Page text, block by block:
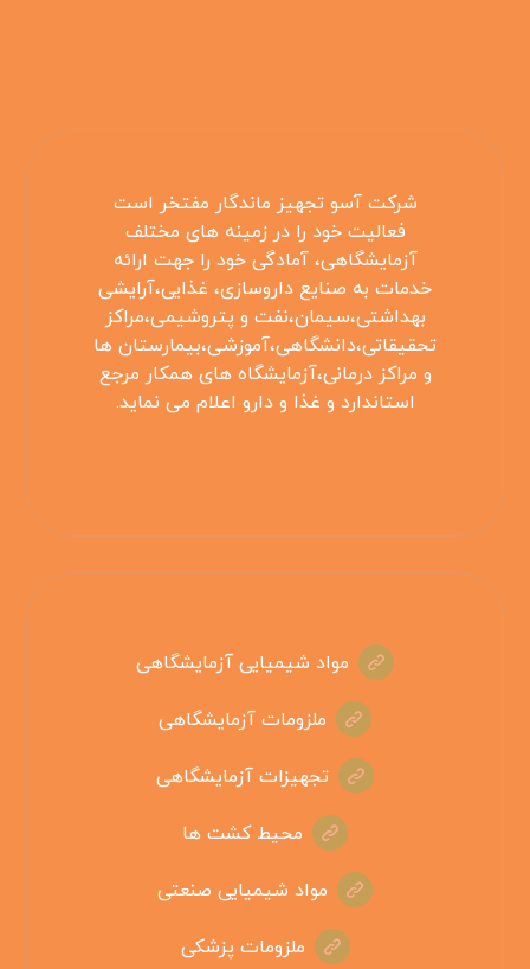
شرکت آسو تجهیز ماندگار مفتخر است
فعالیت خود را در زمینه های مختلف
آزمایشگاهی، آمادگی خود را جهت ارائه
خدمات به صنایع داروسازی، غذایی،آرایشی
بهداشتی،سیمان،نفت و پتروشیمی،مراکز
تحقیقاتی،دانشگاهی،آموزشی،بیمارستان ها
و مراکز درمانی،آزمایشگاه های همکار مرجع
استاندارد و غذا و دارو اعلام می نماید.
مواد شیمیایی آزمایشگاهی
ملزومات آزمایشگاهی
تجهیزات آزمایشگاهی
محیط کشت ها
مواد شیمیایی صنعتی
ملزومات پزشکی